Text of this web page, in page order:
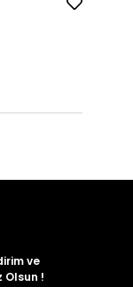
ve
Olsun !